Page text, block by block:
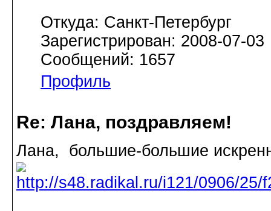
Откуда: Санкт-Петербург
Зарегистрирован: 2008-07-03
Сообщений: 1657
Профиль
Re: Лана, поздравляем!
Лана, большие-большие